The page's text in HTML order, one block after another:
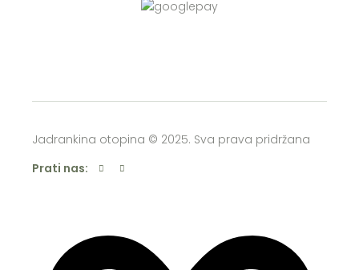
Jadrankina otopina © 2025. Sva prava pridržana
Prati nas: